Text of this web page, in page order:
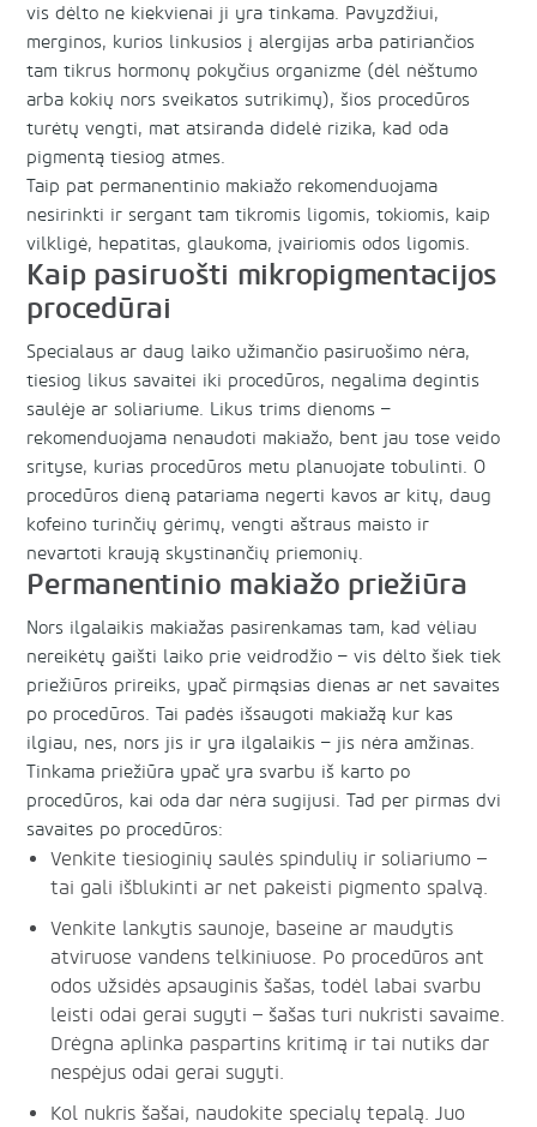
vis dėlto ne kiekvienai ji yra tinkama. Pavyzdžiui,
merginos, kurios linkusios į alergijas arba patiriančios
tam tikrus hormonų pokyčius organizme (dėl nėštumo
arba kokių nors sveikatos sutrikimų), šios procedūros
turėtų vengti, mat atsiranda didelė rizika, kad oda
pigmentą tiesiog atmes.
Taip pat permanentinio makiažo rekomenduojama
nesirinkti ir sergant tam tikromis ligomis, tokiomis, kaip
vilkligė, hepatitas, glaukoma, įvairiomis odos ligomis.
Kaip pasiruošti mikropigmentacijos
procedūrai
Specialaus ar daug laiko užimančio pasiruošimo nėra,
tiesiog likus savaitei iki procedūros, negalima degintis
saulėje ar soliariume. Likus trims dienoms –
rekomenduojama nenaudoti makiažo, bent jau tose veido
srityse, kurias procedūros metu planuojate tobulinti. O
procedūros dieną patariama negerti kavos ar kitų, daug
kofeino turinčių gėrimų, vengti aštraus maisto ir
nevartoti kraują skystinančių priemonių.
Permanentinio makiažo priežiūra
Nors ilgalaikis makiažas pasirenkamas tam, kad vėliau
nereikėtų gaišti laiko prie veidrodžio – vis dėlto šiek tiek
priežiūros prireiks, ypač pirmąsias dienas ar net savaites
po procedūros. Tai padės išsaugoti makiažą kur kas
ilgiau, nes, nors jis ir yra ilgalaikis – jis nėra amžinas.
Tinkama priežiūra ypač yra svarbu iš karto po
procedūros, kai oda dar nėra sugijusi. Tad per pirmas dvi
savaites po procedūros:
Venkite tiesioginių saulės spindulių ir soliariumo –
tai gali išblukinti ar net pakeisti pigmento spalvą.
Venkite lankytis saunoje, baseine ar maudytis
atviruose vandens telkiniuose. Po procedūros ant
odos užsidės apsauginis šašas, todėl labai svarbu
leisti odai gerai sugyti – šašas turi nukristi savaime.
Drėgna aplinka paspartins kritimą ir tai nutiks dar
nespėjus odai gerai sugyti.
Kol nukris šašai, naudokite specialų tepalą. Juo